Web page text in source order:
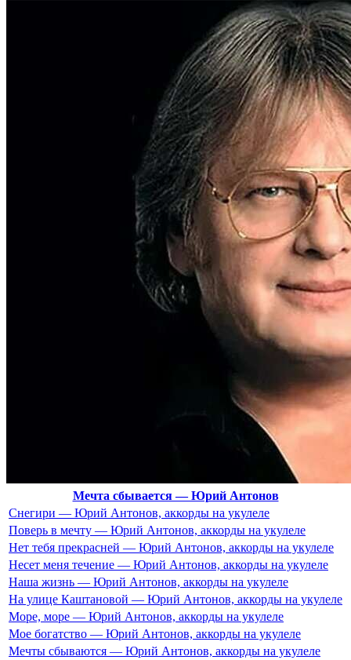
Мечта сбывается — Юрий Антонов
Снегири — Юрий Антонов, аккорды на укулеле
Поверь в мечту — Юрий Антонов, аккорды на укулеле
Нет тебя прекрасней — Юрий Антонов, аккорды на укулеле
Несет меня течение — Юрий Антонов, аккорды на укулеле
Наша жизнь — Юрий Антонов, аккорды на укулеле
На улице Каштановой — Юрий Антонов, аккорды на укулеле
Море, море — Юрий Антонов, аккорды на укулеле
Мое богатство — Юрий Антонов, аккорды на укулеле
Мечты сбываются — Юрий Антонов, аккорды на укулеле